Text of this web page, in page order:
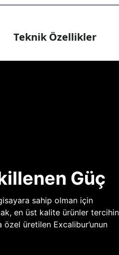
Teknik Özellikler
Güç
sahip olman için
en üst kalite ürünler
üretilen Excalibur’unun